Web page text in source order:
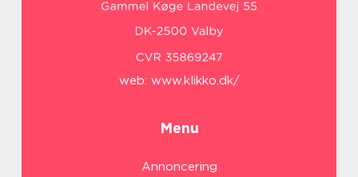
web: www.klikko.dk/
Menu
Annoncering